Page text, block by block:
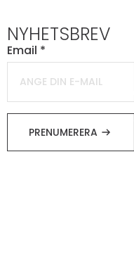
NYHETSBREV
Email *
PRENUMERERA